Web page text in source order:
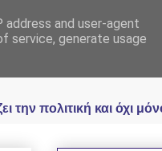
πολιτική και όχι
and user-agent
service, generate usage